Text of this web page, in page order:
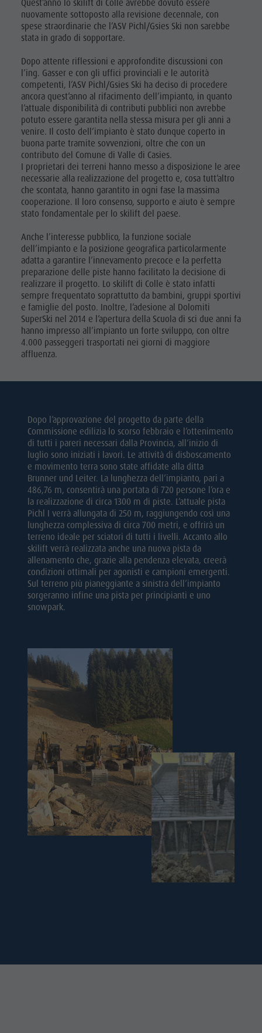
Quest’anno lo skilift di Colle avrebbe dovuto essere
nuovamente sottoposto alla revisione decennale, con
spese straordinarie che l’ASV Pichl/Gsies Ski non sarebbe
stata in grado di sopportare.
Dopo attente riflessioni e approfondite discussioni con
l’ing. Gasser e con gli uffici provinciali e le autorità
competenti, l’ASV Pichl/Gsies Ski ha deciso di procedere
ancora quest’anno al rifacimento dell’impianto, in quanto
l’attuale disponibilità di contributi pubblici non avrebbe
potuto essere garantita nella stessa misura per gli anni a
venire. Il costo dell’impianto è stato dunque coperto in
buona parte tramite sovvenzioni, oltre che con un
contributo del Comune di Valle di Casies.
I proprietari dei terreni hanno messo a disposizione le aree
necessarie alla realizzazione del progetto e, cosa tutt’altro
che scontata, hanno garantito in ogni fase la massima
cooperazione. Il loro consenso, supporto e aiuto è sempre
stato fondamentale per lo skilift del paese.
Anche l’interesse pubblico, la funzione sociale
dell’impianto e la posizione geografica particolarmente
adatta a garantire l’innevamento precoce e la perfetta
preparazione delle piste hanno facilitato la decisione di
realizzare il progetto. Lo skilift di Colle è stato infatti
sempre frequentato soprattutto da bambini, gruppi sportivi
e famiglie del posto. Inoltre, l’adesione al Dolomiti
SuperSki nel 2014 e l’apertura della Scuola di sci due anni fa
hanno impresso all’impianto un forte sviluppo, con oltre
4.000 passeggeri trasportati nei giorni di maggiore
affluenza.
Dopo l’approvazione del progetto da parte della
Commissione edilizia lo scorso febbraio e l’ottenimento
di tutti i pareri necessari dalla Provincia, all‘inizio di
luglio sono iniziati i lavori. Le attività di disboscamento
e movimento terra sono state affidate alla ditta
Brunner und Leiter. La lunghezza dell’impianto, pari a
486,76 m, consentirà una portata di 720 persone l’ora e
la realizzazione di circa 1300 m di piste. L’attuale pista
Pichl I verrà allungata di 250 m, raggiungendo così una
lunghezza complessiva di circa 700 metri, e offrirà un
terreno ideale per sciatori di tutti i livelli. Accanto allo
skilift verrà realizzata anche una nuova pista da
allenamento che, grazie alla pendenza elevata, creerà
condizioni ottimali per agonisti e campioni emergenti.
Sul terreno più pianeggiante a sinistra dell’impianto
sorgeranno infine una pista per principianti e uno
snowpark.